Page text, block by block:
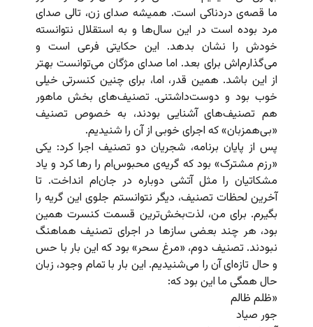
ما قصه‌ی دردناکی است. همیشه صدای زن، تالی صدای
مرد بوده است در این سال‌ها و به استقلال نتوانسته
خودش را نشان بدهد. این حکایتی فرعی است و
می‌گذارم‌اش برای بعد. اما صدای مژگان می‌توانست بهتر
از این باشد. همین قدر، اما، برای چنین کنسرتی خیلی
خوب بود و دوست‌داشتنی. تصنیف‌های بخش ماهور
هم تصنیف‌های آشنایی بودند، به خصوص تصنیف
«بی‌همزبان» که اجرای خوبی از آن را شنیدیم.
پس از پایان برنامه، شجریان دو تصنیف اجرا کرد: یکی
«رزم مشترک» بود که گریه‌ی محبوس‌ام را رها کرد و یاد
مشکاتیان را مثل آتشی دوباره در جان‌ام انداخت. تا
آخرین لحظات تصنیف، دیگر نتوانستم جلوی این گریه را
بگیرم. برای من، لذت‌بخش‌ترین قسمت کنسرت همین
بود، هر چند بعضی سازها در اجرای تصنیف هماهنگ
نبودند. تصنیف دوم، «مرغ سحر» بود که این بار با حس
و حال تازه‌ای آن را می‌شنیدیم. این بار با تمام وجود، زبان
حال همگی ما این بود که:
«ظلم ظالم
جور صیاد